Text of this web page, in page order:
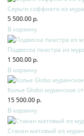
Серьги соффиато из
5 500.00 р.
В корзину
Подвеска пиастра из
1 500.00 р.
В корзину
Колье Globo муранское
15 500.00 р.
В корзину
Стакан матовый из